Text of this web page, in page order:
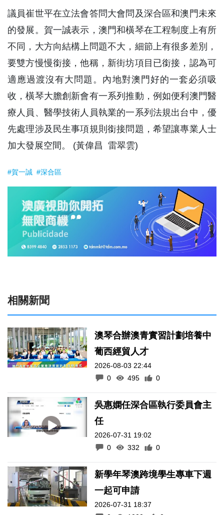
議員崔世平在立法會答問大會問及深合區和澳門未來
的發展。賀一誠表示，澳門和橫琴在工程制度上有所
不同，大方向結構上問題不大，細節上有很多差別，
要雙方慢慢銜接，他稱，新街坊項目已銜接，認為可
適應過渡沒有大問題。內地對澳門好的一套必須吸
收，橫琴大膽創新會有一系列推動，例如便利澳門醫
療人員、醫學技術人員執業的一系列法規出台中，優
先處理涉及民生事項規則銜接問題，希望讓專業人士
加大發展空間。 (黃偉昌 雷翠雲)
#賀一誠 #深合區
相關新聞
澳琴合辦澳青實習計劃培養中
葡西經貿人才
2026-08-03 22:44
0
495 0
吳惠嫻任深合區執行委員會主
任
2026-07-31 19:02
0
332 0
新學年琴澳跨境學生專車下週
一起可申請
2026-07-31 18:37